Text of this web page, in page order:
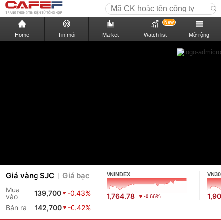
Home Tin mới Market Watch list
New
Mở rộng
Giá vàng SJC Giá bạc
Mua
vào
139,700
-0.43%
Bán ra
142,700 -0.42%
VNINDEX
1,764.78 -0.66%
VN30